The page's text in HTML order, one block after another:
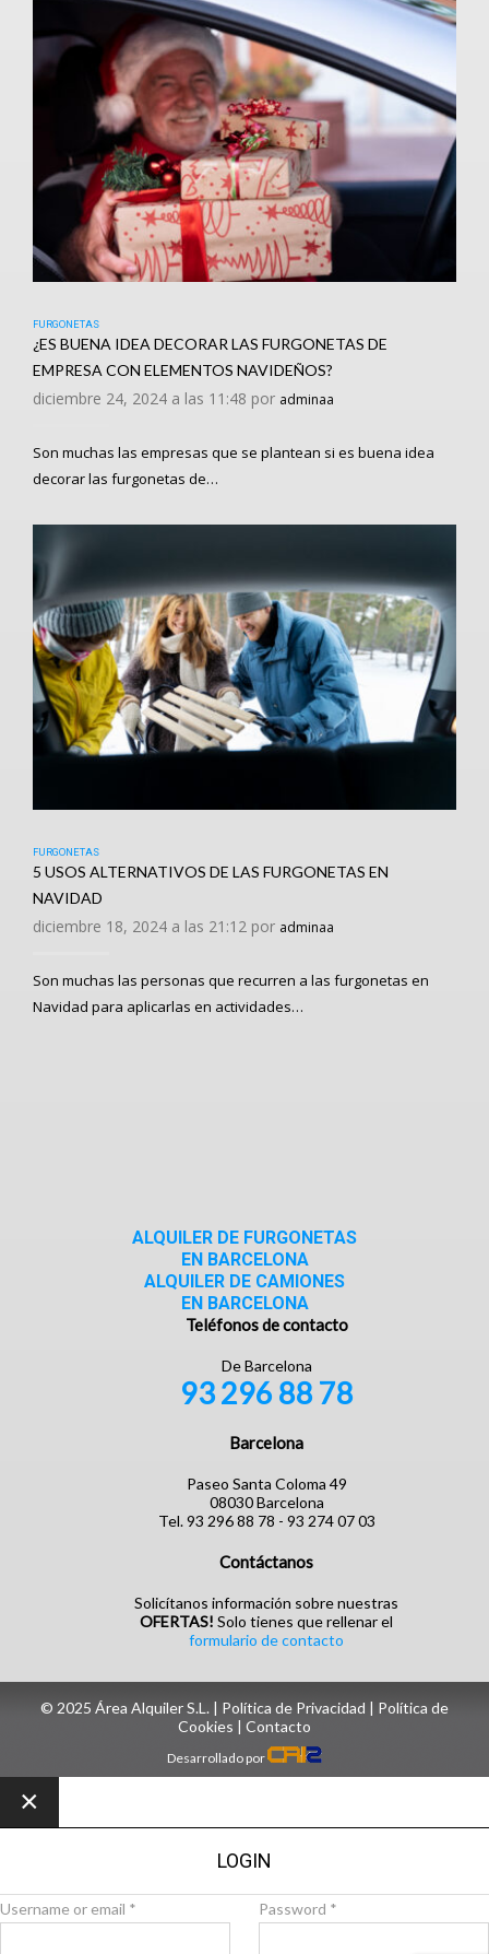
FURGONETAS
¿ES BUENA IDEA DECORAR LAS FURGONETAS DE
EMPRESA CON ELEMENTOS NAVIDEÑOS?
diciembre 24, 2024 a las 11:48 por adminaa
Son muchas las empresas que se plantean si es buena idea
decorar las furgonetas de…
FURGONETAS
5 USOS ALTERNATIVOS DE LAS FURGONETAS EN
NAVIDAD
diciembre 18, 2024 a las 21:12 por adminaa
Son muchas las personas que recurren a las furgonetas en
Navidad para aplicarlas en actividades…
ALQUILER DE FURGONETAS
EN BARCELONA
ALQUILER DE CAMIONES
EN BARCELONA
Teléfonos de contacto
De Barcelona
93 296 88 78
Barcelona
Paseo Santa Coloma 49
08030 Barcelona
Tel. 93 296 88 78 - 93 274 07 03
Contáctanos
Solicítanos información sobre nuestras
OFERTAS! Solo tienes que rellenar el
formulario de contacto
© 2025 Área Alquiler S.L. | Política de Privacidad
Política de
Cookies
Contacto
Desarrollado por
×
LOGIN
Username or email * Password *